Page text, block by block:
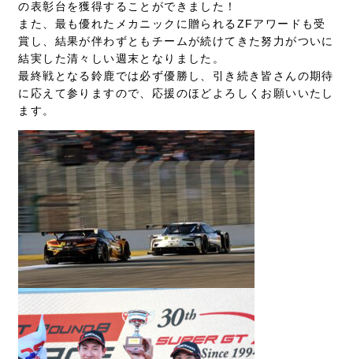
の表彰台を獲得することができました！
また、最も優れたメカニックに贈られるZFアワードも受
賞し、結果が伴わずともチームが続けてきた努力がついに
結実した清々しい週末となりました。
最終戦となる鈴鹿では必ず優勝し、引き続き皆さんの期待
に応えて参りますので、応援のほどよろしくお願いいたし
ます。